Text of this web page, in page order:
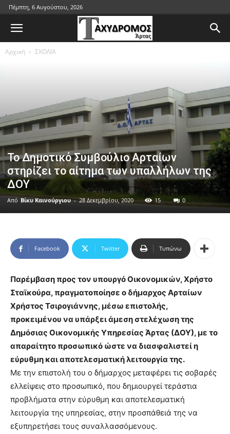
Πέμπτη, 6 Αυγούστου, 2026
Αρχική ΣΧΟΛΙΑ
Το Δημοτικό Συμβούλιο Αρταίων
στηρίζει το αίτημα των υπαλλήλων της
ΔΟΥ
Από Βίκυ Καινούργιου - 28 Δεκεμβρίου, 2020 15 0
Facebook Twitter Τυπώνω
Παρέμβαση προς τον υπουργό Οικονομικών, Χρήστο
Σταϊκούρα, πραγματοποίησε ο δήμαρχος Αρταίων
Χρήστος Τσιρογιάννης, μέσω επιστολής,
προκειμένου να υπάρξει άμεση στελέχωση της
Δημόσιας Οικονομικής Υπηρεσίας Άρτας (ΔΟΥ), με το
απαραίτητο προσωπικό ώστε να διασφαλιστεί η
εύρυθμη και αποτελεσματική λειτουργία της.
Με την επιστολή του ο δήμαρχος μεταφέρει τις σοβαρές
ελλείψεις στο προσωπικό, που δημιουργεί τεράστια
προβλήματα στην εύρυθμη και αποτελεσματική
λειτουργία της υπηρεσίας, στην προσπάθειά της να
εξυπηρετήσει τους συναλλασσόμενους.